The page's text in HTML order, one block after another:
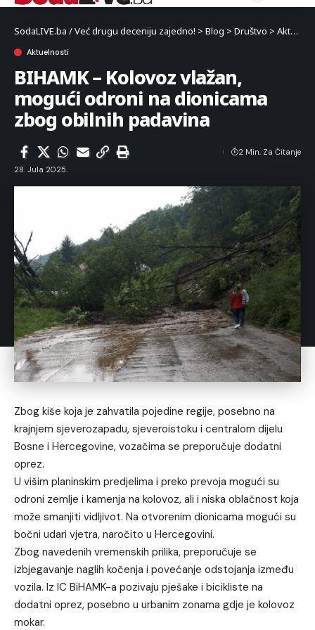
SodaLIVE.ba / Već drugu deceniju zajedno! > Blog > Društvo > Aktuelnosti
Aktuelnosti
BIHAMK – Kolovoz vlažan,
mogući odroni na dionicama
zbog obilnih padavina
28. Jula 2025.
2 Min. Za Čitanje
Zbog kiše koja je zahvatila pojedine regije, posebno na
krajnjem sjeverozapadu, sjeveroistoku i centralom dijelu
Bosne i Hercegovine, vozačima se preporučuje dodatni
oprez.
U višim planinskim predjelima i preko prevoja mogući su
odroni zemlje i kamenja na kolovoz, ali i niska oblačnost koja
može smanjiti vidljivot. Na otvorenim dionicama mogući su
bočni udari vjetra, naročito u Hercegovini.
Zbog navedenih vremenskih prilika, preporučuje se
izbjegavanje naglih kočenja i povećanje odstojanja između
vozila. Iz IC BiHAMK-a pozivaju pješake i bicikliste na
dodatni oprez, posebno u urbanim zonama gdje je kolovoz
mokar.